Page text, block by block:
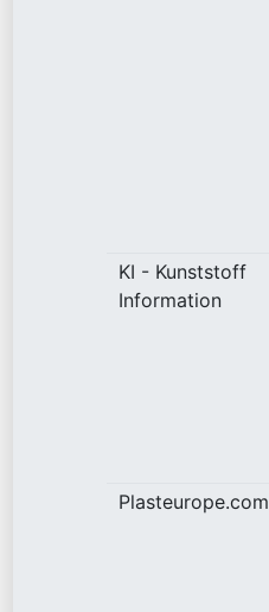
KI - Kunststoff
Information
Plasteurope.com